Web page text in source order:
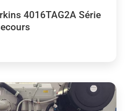
4016TAG2A Série